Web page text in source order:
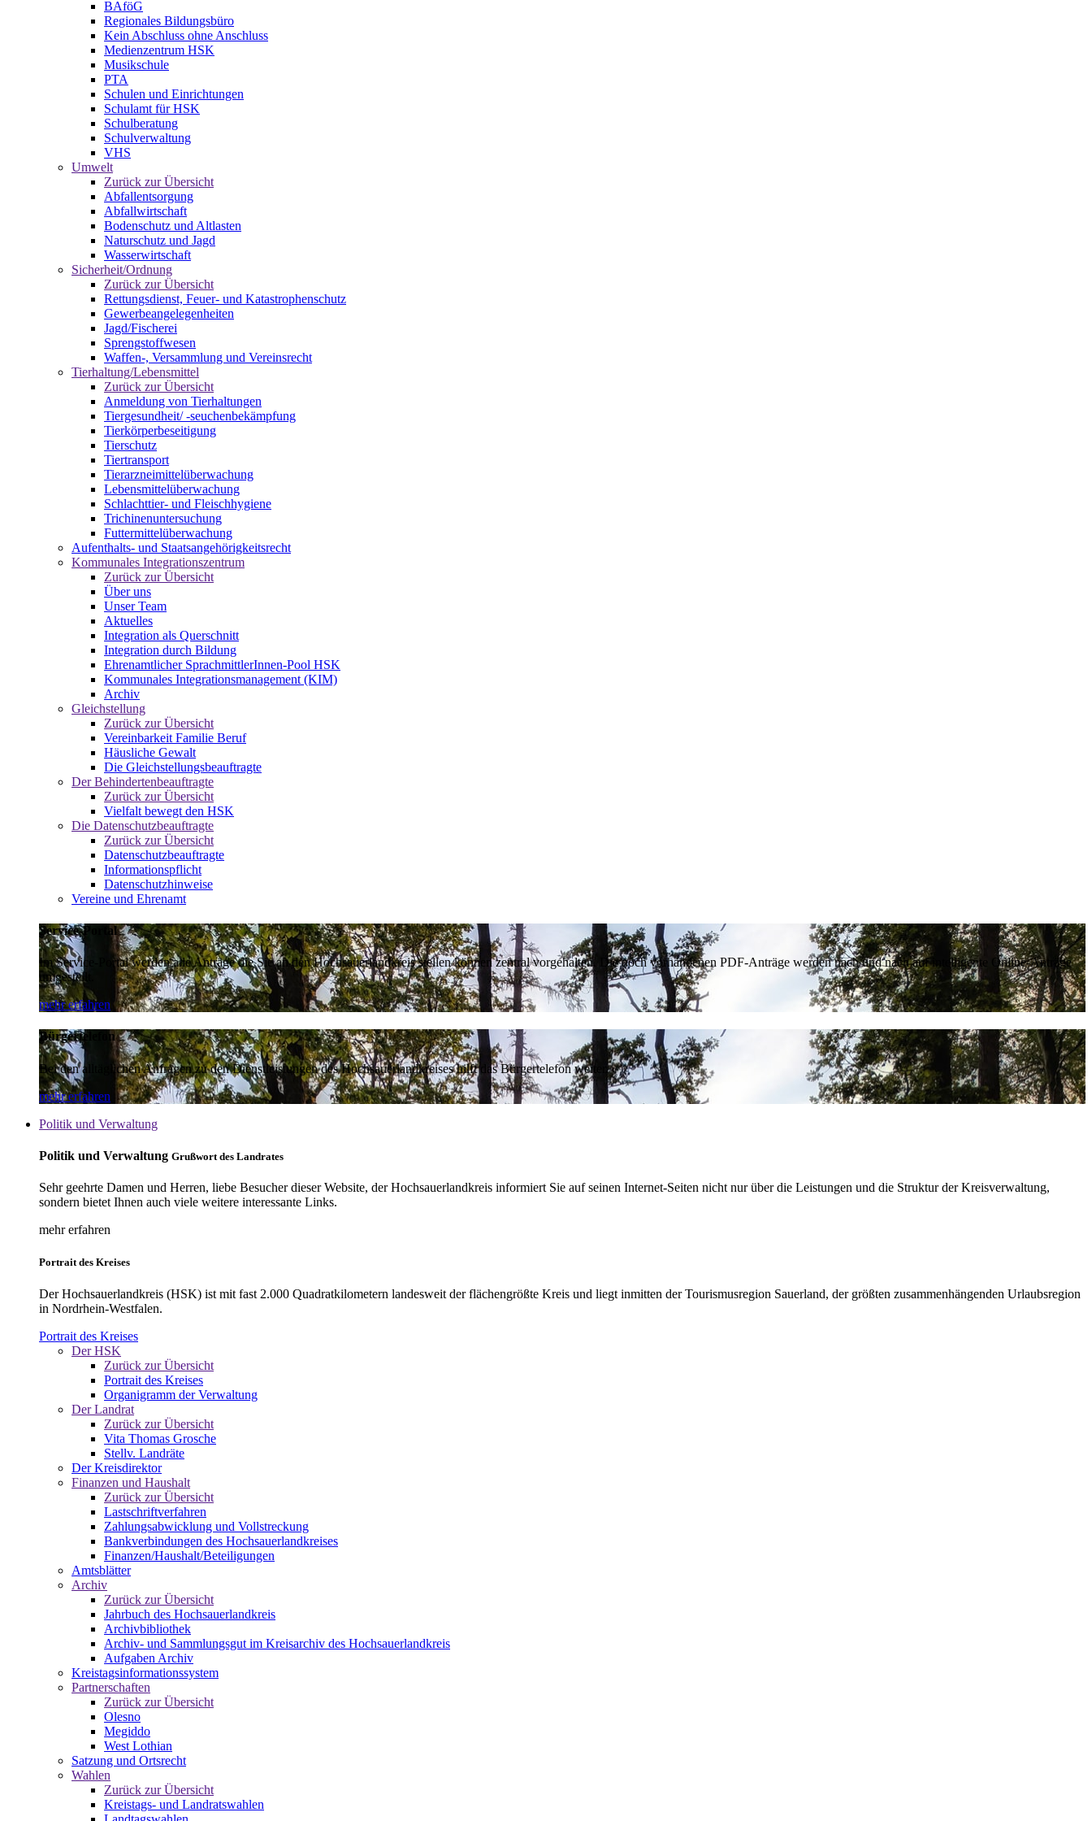
BAföG
Regionales Bildungsbüro
Kein Abschluss ohne Anschluss
Medienzentrum HSK
Musikschule
PTA
Schulen und Einrichtungen
Schulamt für HSK
Schulberatung
Schulverwaltung
VHS
Umwelt
Zurück zur Übersicht
Abfallentsorgung
Abfallwirtschaft
Bodenschutz und Altlasten
Naturschutz und Jagd
Wasserwirtschaft
Sicherheit/Ordnung
Zurück zur Übersicht
Rettungsdienst, Feuer- und Katastrophenschutz
Gewerbeangelegenheiten
Jagd/Fischerei
Sprengstoffwesen
Waffen-, Versammlung und Vereinsrecht
Tierhaltung/Lebensmittel
Zurück zur Übersicht
Anmeldung von Tierhaltungen
Tiergesundheit/ -seuchenbekämpfung
Tierkörperbeseitigung
Tierschutz
Tiertransport
Tierarzneimittelüberwachung
Lebensmittelüberwachung
Schlachttier- und Fleischhygiene
Trichinenuntersuchung
Futtermittelüberwachung
Aufenthalts- und Staatsangehörigkeitsrecht
Kommunales Integrationszentrum
Zurück zur Übersicht
Über uns
Unser Team
Aktuelles
Integration als Querschnitt
Integration durch Bildung
Ehrenamtlicher SprachmittlerInnen-Pool HSK
Kommunales Integrationsmanagement (KIM)
Archiv
Gleichstellung
Zurück zur Übersicht
Vereinbarkeit Familie Beruf
Häusliche Gewalt
Die Gleichstellungsbeauftragte
Der Behindertenbeauftragte
Zurück zur Übersicht
Vielfalt bewegt den HSK
Die Datenschutzbeauftragte
Zurück zur Übersicht
Datenschutzbeauftragte
Informationspflicht
Datenschutzhinweise
Vereine und Ehrenamt
Service-Portal
Im Service-Portal werden alle Anträge die Sie an den Hochsauerlandkreis stellen können zentral vorgehalten. Die noch vorhandenen PDF-Anträge werden nach und nach auf intelligente Online-Anträge
umgestellt.
mehr erfahren
Bürgertelefon
Bei den alltäglichen Anfragen zu den Dienstleistungen des Hochsauerlandkreises hilft das Bürgertelefon weiter.
mehr erfahren
Politik und Verwaltung
Politik und Verwaltung Grußwort des Landrates
Sehr geehrte Damen und Herren, liebe Besucher dieser Website, der Hochsauerlandkreis informiert Sie auf seinen Internet-Seiten nicht nur über die Leistungen und die Struktur der Kreisverwaltung,
sondern bietet Ihnen auch viele weitere interessante Links.
mehr erfahren
Portrait des Kreises
Der Hochsauerlandkreis (HSK) ist mit fast 2.000 Quadratkilometern landesweit der flächengrößte Kreis und liegt inmitten der Tourismusregion Sauerland, der größten zusammenhängenden Urlaubsregion
in Nordrhein-Westfalen.
Portrait des Kreises
Der HSK
Zurück zur Übersicht
Portrait des Kreises
Organigramm der Verwaltung
Der Landrat
Zurück zur Übersicht
Vita Thomas Grosche
Stellv. Landräte
Der Kreisdirektor
Finanzen und Haushalt
Zurück zur Übersicht
Lastschriftverfahren
Zahlungsabwicklung und Vollstreckung
Bankverbindungen des Hochsauerlandkreises
Finanzen/Haushalt/Beteiligungen
Amtsblätter
Archiv
Zurück zur Übersicht
Jahrbuch des Hochsauerlandkreis
Archivbibliothek
Archiv- und Sammlungsgut im Kreisarchiv des Hochsauerlandkreis
Aufgaben Archiv
Kreistagsinformationssystem
Partnerschaften
Zurück zur Übersicht
Olesno
Megiddo
West Lothian
Satzung und Ortsrecht
Wahlen
Zurück zur Übersicht
Kreistags- und Landratswahlen